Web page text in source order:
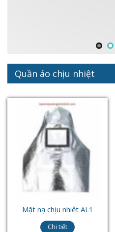
Quần áo chịu nhiệt
Mặt nạ chịu nhiệt AL1
Chi tiết